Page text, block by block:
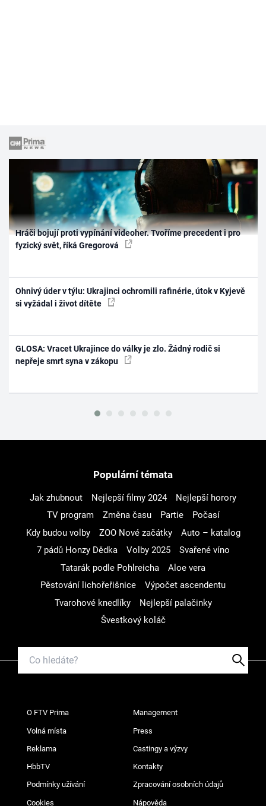
Hráči bojují proti vypínání videoher. Tvoříme precedent i pro
fyzický svět, říká Gregorová
Ohnivý úder v týlu: Ukrajinci ochromili rafinérie, útok v Kyjevě
si vyžádal i život dítěte
GLOSA: Vracet Ukrajince do války je zlo. Žádný rodič si
nepřeje smrt syna v zákopu
Populární témata
Jak zhubnout Nejlepší filmy 2024
Nejlepší horory
TV program
Změna času Partie
Počasí
Kdy budou volby
ZOO Nové začátky
Auto – katalog
7 pádů Honzy Dědka
Volby 2025
Svařené víno
Tatarák podle Pohlreicha
Aloe vera
Pěstování lichořeřišnice
Výpočet ascendentu
Tvarohové knedlíky
Nejlepší palačinky
Švestkový koláč
O FTV Prima Management
Volná místa Press
Reklama Castingy a výzvy
HbbTV Kontakty
Podmínky užívání Zpracování osobních údajů
Cookies Nápověda